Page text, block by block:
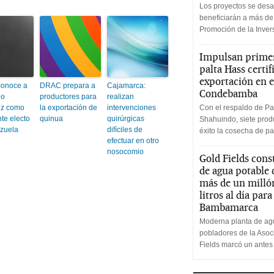
a
como
electo
DRAC prepara a
productores para
la exportación de
quinua
Cajamarca:
realizan
intervenciones
quirúrgicas
difíciles de
efectuar en otro
nosocomio
Los proyectos se
beneficiarán a más
Promoción de la
Impulsan
palta Hass
exportación en
Condebamba
Con el respaldo de
Shahuindo, siete
éxito la cosecha de
Gold Fields
de agua potable
más de un
litros al día para
Bambamarca
Moderna planta de
pobladores de la
Fields marcó un